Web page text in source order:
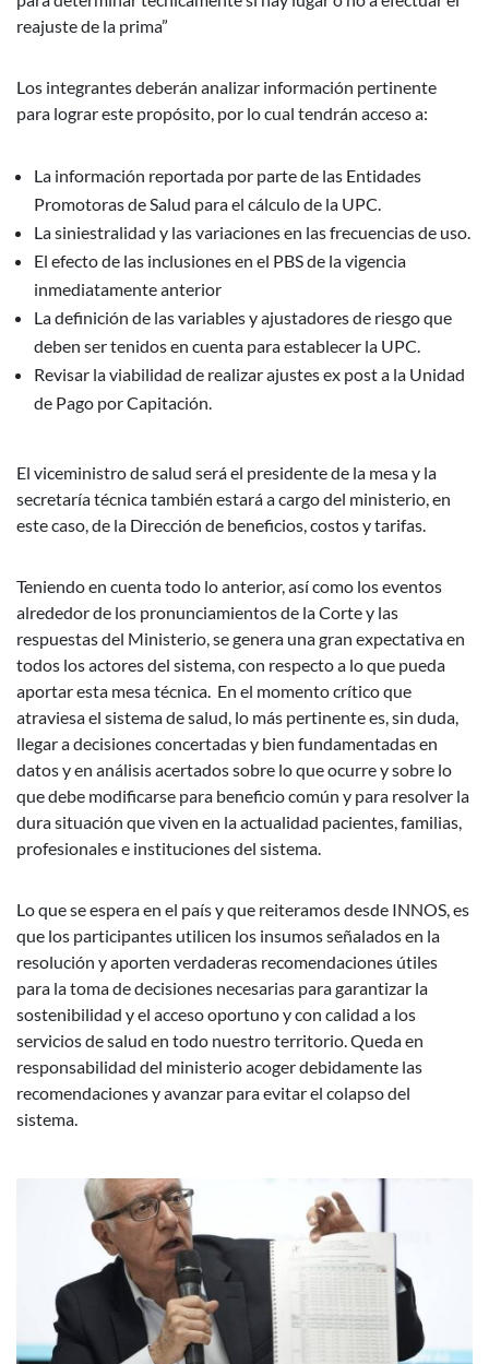
reajuste de la prima”
Los integrantes deberán analizar información pertinente
para lograr este propósito, por lo cual tendrán acceso a:
La información reportada por parte de las Entidades
Promotoras de Salud para el cálculo de la UPC.
La siniestralidad y las variaciones en las frecuencias de uso.
El efecto de las inclusiones en el PBS de la vigencia
inmediatamente anterior
La definición de las variables y ajustadores de riesgo que
deben ser tenidos en cuenta para establecer la UPC.
Revisar la viabilidad de realizar ajustes ex post a la Unidad
de Pago por Capitación.
El viceministro de salud será el presidente de la mesa y la
secretaría técnica también estará a cargo del ministerio, en
este caso, de la Dirección de beneficios, costos y tarifas.
Teniendo en cuenta todo lo anterior, así como los eventos
alrededor de los pronunciamientos de la Corte y las
respuestas del Ministerio, se genera una gran expectativa en
todos los actores del sistema, con respecto a lo que pueda
aportar esta mesa técnica. En el momento crítico que
atraviesa el sistema de salud, lo más pertinente es, sin duda,
llegar a decisiones concertadas y bien fundamentadas en
datos y en análisis acertados sobre lo que ocurre y sobre lo
que debe modificarse para beneficio común y para resolver la
dura situación que viven en la actualidad pacientes, familias,
profesionales e instituciones del sistema.
Lo que se espera en el país y que reiteramos desde INNOS, es
que los participantes utilicen los insumos señalados en la
resolución y aporten verdaderas recomendaciones útiles
para la toma de decisiones necesarias para garantizar la
sostenibilidad y el acceso oportuno y con calidad a los
servicios de salud en todo nuestro territorio. Queda en
responsabilidad del ministerio acoger debidamente las
recomendaciones y avanzar para evitar el colapso del
sistema.